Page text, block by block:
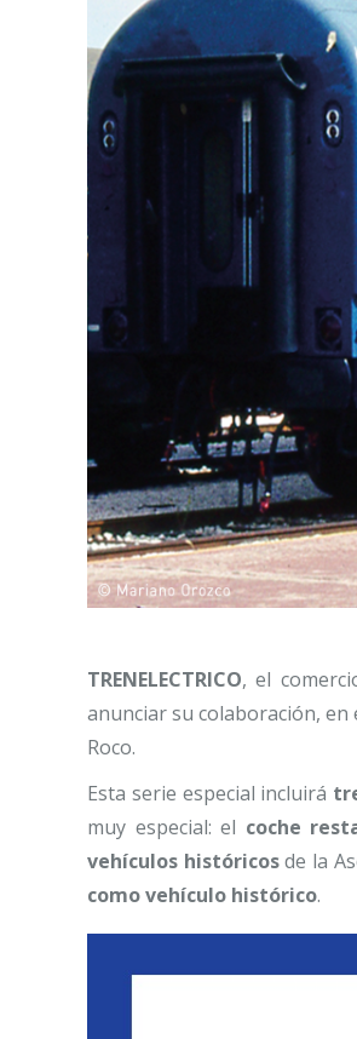
TRENELECTRICO, el
anunciar su colaboración, en
Roco.
Esta serie especial incluirá
muy especial: el coche
vehículos históricosde la
como vehículo histórico.